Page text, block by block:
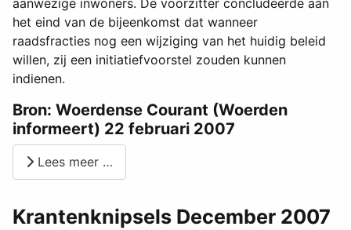
het eind van de bijeenkomst dat wanneer
raadsfracties nog een wijziging van het huidig beleid
willen, zij een initiatiefvoorstel zouden kunnen
indienen.
Bron: Woerdense Courant (Woerden
informeert) 22 februari 2007
Lees meer …
Krantenknipsels December 2007